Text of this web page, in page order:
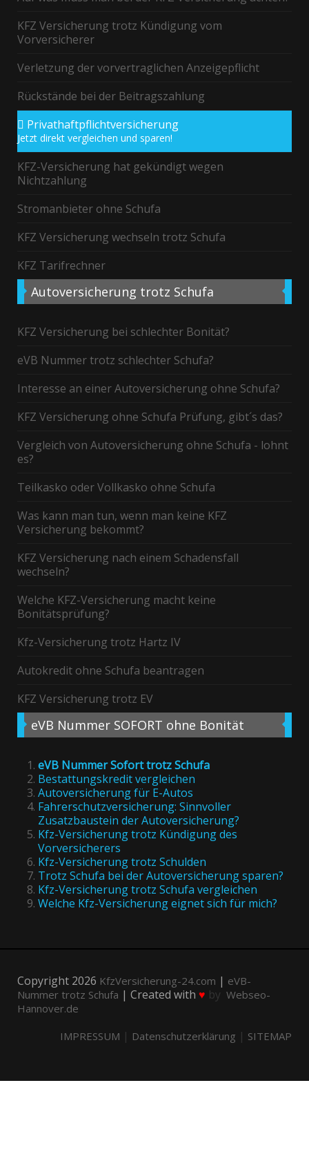
KFZ Versicherung trotz Kündigung vom
Vorversicherer
Verletzung der vorvertraglichen Anzeigepflicht
Rückstände bei der Beitragszahlung
Privathaftpflichtversicherung
Jetzt direkt vergleichen und sparen!
KFZ-Versicherung hat gekündigt wegen
Nichtzahlung
Stromanbieter ohne Schufa
KFZ Versicherung wechseln trotz Schufa
KFZ Tarifrechner
Autoversicherung trotz Schufa
KFZ Versicherung bei schlechter Bonität?
eVB Nummer trotz schlechter Schufa?
Interesse an einer Autoversicherung ohne Schufa?
KFZ Versicherung ohne Schufa Prüfung, gibt´s das?
Vergleich von Autoversicherung ohne Schufa - lohnt
es?
Teilkasko oder Vollkasko ohne Schufa
Was kann man tun, wenn man keine KFZ
Versicherung bekommt?
KFZ Versicherung nach einem Schadensfall
wechseln?
Welche KFZ-Versicherung macht keine
Bonitätsprüfung?
Kfz-Versicherung trotz Hartz IV
Autokredit ohne Schufa beantragen
KFZ Versicherung trotz EV
eVB Nummer SOFORT ohne Bonität
eVB Nummer Sofort trotz Schufa
Bestattungskredit vergleichen
Autoversicherung für E-Autos
Fahrerschutzversicherung: Sinnvoller
Zusatzbaustein der Autoversicherung?
Kfz-Versicherung trotz Kündigung des
Vorversicherers
Kfz-Versicherung trotz Schulden
Trotz Schufa bei der Autoversicherung sparen?
Kfz-Versicherung trotz Schufa vergleichen
Welche Kfz-Versicherung eignet sich für mich?
Copyright 2026 KfzVersicherung-24.com | eVB-
Nummer trotz Schufa | Created with ♥ by Webseo-
Hannover.de
IMPRESSUM | Datenschutzerklärung | SITEMAP